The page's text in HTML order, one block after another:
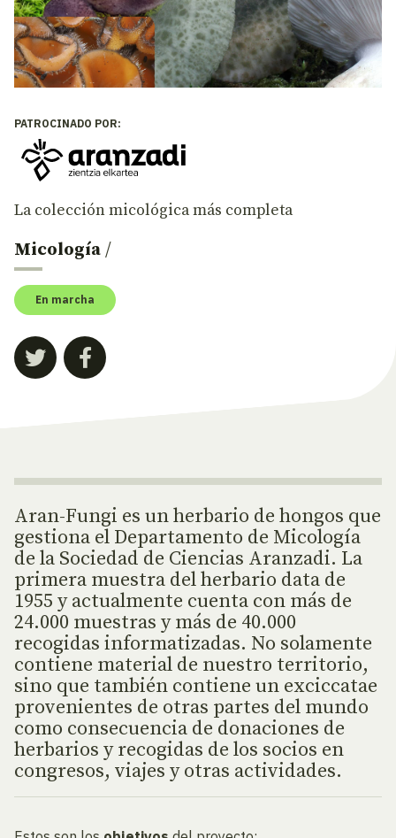
PATROCINADO POR:
La colección micológica más completa
Micología /
En marcha
Aran-Fungi es un herbario de hongos que
gestiona el Departamento de Micología
de la Sociedad de Ciencias Aranzadi. La
primera muestra del herbario data de
1955 y actualmente cuenta con más de
24.000 muestras y más de 40.000
recogidas informatizadas. No solamente
contiene material de nuestro territorio,
sino que también contiene un exciccatae
provenientes de otras partes del mundo
como consecuencia de donaciones de
herbarios y recogidas de los socios en
congresos, viajes y otras actividades.